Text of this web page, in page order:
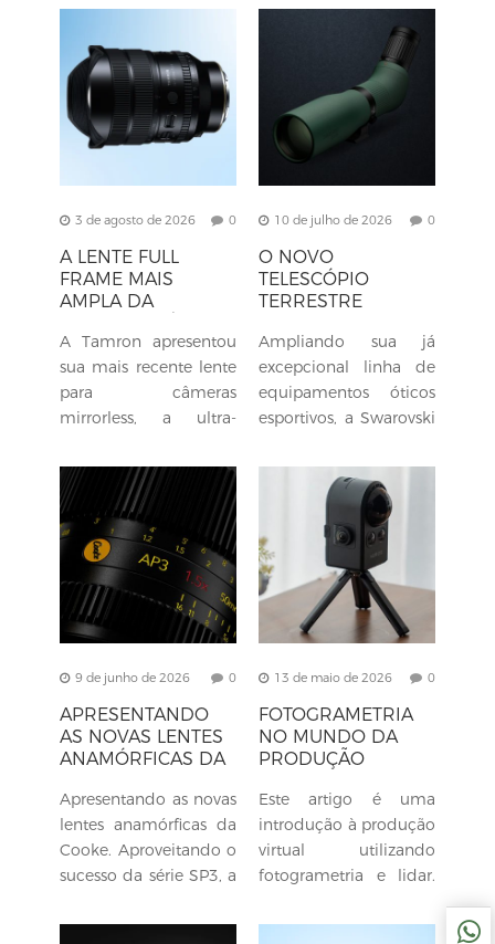
3 de agosto de 2026 0
A LENTE FULL
FRAME MAIS
AMPLA DA
MOMENTO.
A Tamron apresentou
sua mais recente lente
para câmeras
mirrorless, a ultra-
f/2.8, compatível com
câmeras Sony com
montagem E e Nikon
com montagem...
10 de julho de 2026 0
O NOVO
TELESCÓPIO
TERRESTRE
ENDURA
Ampliando sua já
excepcional linha de
equipamentos óticos
esportivos, a Swarovski
lançamento do
novo telescópio
terrestre AT Endura 21-
65×75 . Este...
9 de junho de 2026 0
APRESENTANDO
AS NOVAS LENTES
ANAMÓRFICAS DA
Apresentando as novas
lentes anamórficas da
Cooke. Aproveitando o
sucesso da série SP3, a
formato anamórfico
13 de maio de 2026 0
FOTOGRAMETRIA
NO MUNDO DA
PRODUÇÃO
Este artigo é uma
introdução à produção
virtual utilizando
fotogrametria e lidar.
fotogrametria e como